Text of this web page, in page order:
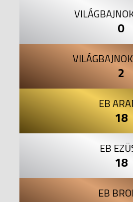
0
2
EB
18
EB
18
EB